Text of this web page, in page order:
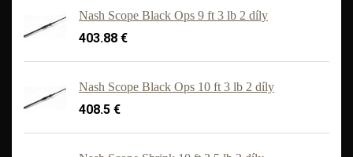
Nash Scope Black Ops 9 ft 3 lb 2 díly
403.88 €
Nash Scope Black Ops 10 ft 3 lb 2 díly
408.5 €